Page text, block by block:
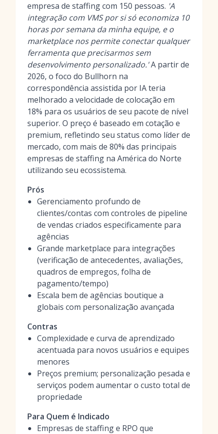
empresa de staffing com 150 pessoas. 'A
integração com VMS por si só economiza 10
horas por semana da minha equipe, e o
marketplace nos permite conectar qualquer
ferramenta que precisarmos sem
desenvolvimento personalizado.'A partir de
2026, o foco do Bullhorn na
correspondência assistida por IA teria
melhorado a velocidade de colocação em
18% para os usuários de seu pacote de nível
superior. O preço é baseado em cotação e
premium, refletindo seu status como líder de
mercado, com mais de 80% das principais
empresas de staffing na América do Norte
utilizando seu ecossistema.
Prós
Gerenciamento profundo de
clientes/contas com controles de pipeline
de vendas criados especificamente para
agências
Grande marketplace para integrações
(verificação de antecedentes, avaliações,
quadros de empregos, folha de
pagamento/tempo)
Escala bem de agências boutique a
globais com personalização avançada
Contras
Complexidade e curva de aprendizado
acentuada para novos usuários e equipes
menores
Preços premium; personalização pesada e
serviços podem aumentar o custo total de
propriedade
Para Quem é Indicado
Empresas de staffing e RPO que